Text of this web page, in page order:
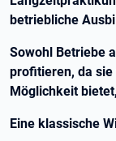
betriebliche
Sowohl Betriebe
profitieren, da
Möglichkeit
Eine klassische